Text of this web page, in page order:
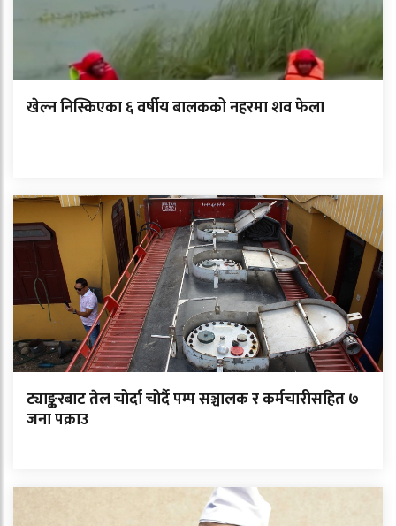
खेल्न निस्किएका ६ वर्षीय बालकको नहरमा शव फेला
ट्याङ्करबाट तेल चोर्दा चोर्दै पम्प सञ्चालक र कर्मचारीसहित ७
जना पक्राउ